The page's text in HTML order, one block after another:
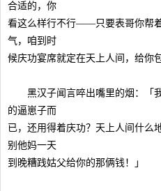
合适的，你
看这么样行不行——只要表哥你帮
气，咱到时
候庆功宴席就定在天上人间，给你
黑汉子闻言啐出嘴里的烟：「
的逼崽子而
已，还用得着庆功？天上人间什么
别他妈一天
到晚糟践姑父给你的那俩钱！」